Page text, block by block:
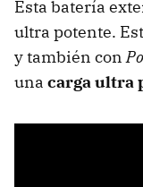
Esta batería
ultra potente.
y también con
una carga ultra